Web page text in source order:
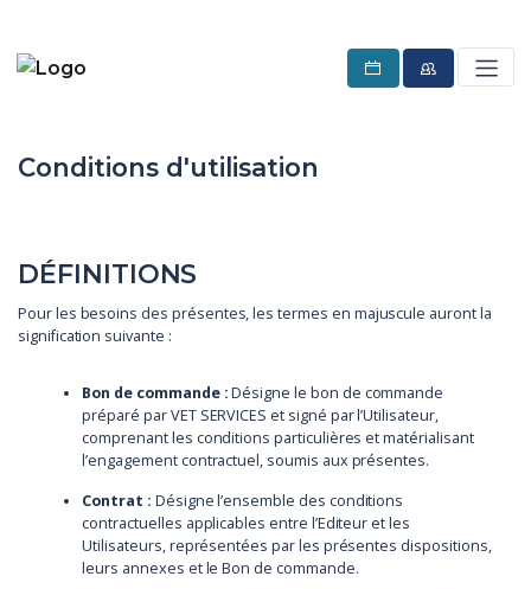
Conditions d'utilisation
DÉFINITIONS
Pour les besoins des présentes, les termes en majuscule auront la
signification suivante :
Bon de commande :Désigne le bon de commande
préparé par VET SERVICES et signé par l’Utilisateur,
comprenant les conditions particulières et matérialisant
l’engagement contractuel, soumis aux présentes.
Contrat : Désigne l’ensemble des conditions
contractuelles applicables entre l’Editeur et les
Utilisateurs, représentées par les présentes dispositions,
leurs annexes et le Bon de commande.